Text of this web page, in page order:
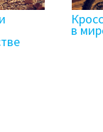
в